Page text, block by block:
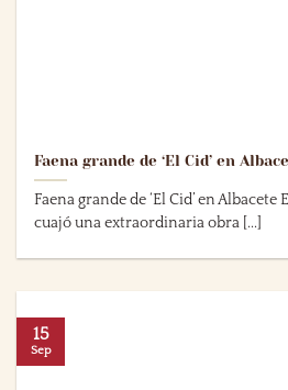
Faena grande de ‘El Cid’ en
Faena grande de ‘El Cid’ en
cuajó una extraordinaria obra [...]
15
Sep